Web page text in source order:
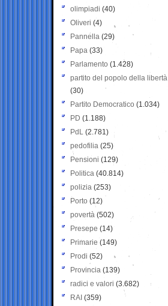
olimpiadi (40)
Oliveri (4)
Pannella (29)
Papa (33)
Parlamento (1.428)
partito del popolo della libertà
(30)
Partito Democratico (1.034)
PD (1.188)
PdL (2.781)
pedofilia (25)
Pensioni (129)
Politica (40.814)
polizia (253)
Porto (12)
povertà (502)
Presepe (14)
Primarie (149)
Prodi (52)
Provincia (139)
radici e valori (3.682)
RAI (359)